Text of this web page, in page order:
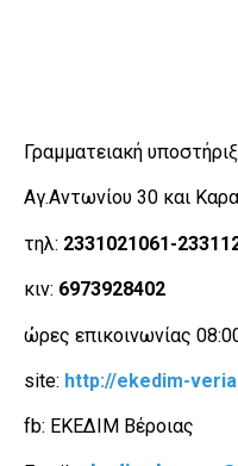
Γραμματειακή
Αγ.Αντωνίου 30 και
τηλ: 2331021061-
κιν: 6973928402
ώρες επικοινωνίας
site: http://ekedim-
fb: ΕΚΕΔΙΜ Βέροιας